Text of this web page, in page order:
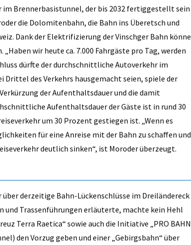
im Brennerbasistunnel, der bis 2032 fertiggestellt sein
die Dolomitenbahn, die Bahn ins Überetsch und
Dank der Elektrifizierung der Vinschger Bahn könne
wir heute ca. 7.000 Fahrgäste pro Tag, werden
dürfte der durchschnittliche Autoverkehr im
Drittel des Verkehrs hausgemacht seien, spiele der
der Aufenthaltsdauer und die damit
Aufenthaltsdauer der Gäste ist in rund 30
um 30 Prozent gestiegen ist. „Wenn es
für eine Anreise mit der Bahn zu schaffen und
deutlich sinken“, ist Moroder überzeugt.
derzeitige Bahn-Lückenschlüsse im Dreiländereck
Trassenführungen erläuterte, machte kein Hehl
Terra Raetica“ sowie auch die Initiative „PRO BAHN
den Vorzug geben und einer „Gebirgsbahn“ über